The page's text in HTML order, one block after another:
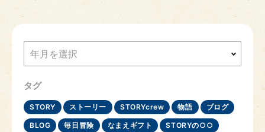
年月を選択
タグ
STORY ストーリー STORYcrew 物語 ブログ
BLOG 毎日冒険 なまえギフト STORYの○○